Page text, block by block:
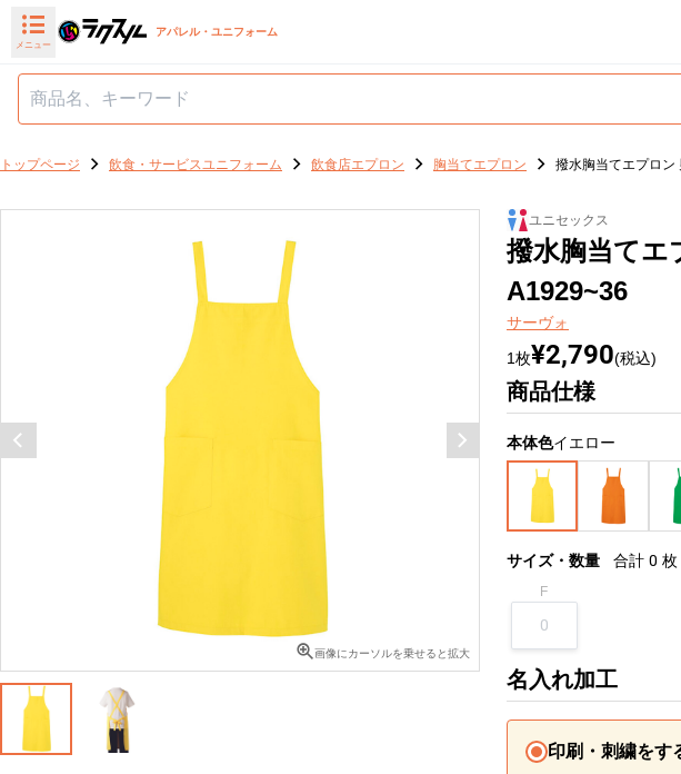
メニュー
アパレル・ユニフォーム
トップページ 飲食・サービスユニフォーム 飲食店エプロン 胸当てエプロン 撥水胸当てエプロン
画像にカーソルを乗せると拡大
ユニセックス
撥水胸当てエ
A1929~36
サーヴォ
1枚¥2,790(税込)
商品仕様
本体色イエロー
サイズ・数量 合計 0 枚
F
名入れ加工
印刷・刺繍をす